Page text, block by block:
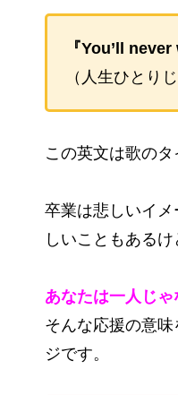
『You’ll
（人生ひとり
この英文は歌のタ
卒業は悲しいイ
しいこともあるけ
あなたは一人じゃ
そんな応援の意
ジです。